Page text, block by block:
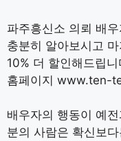
파주흥신소 의뢰 배
충분히 알아보시고
10% 더 할인해드립니
홈페이지 www.ten-
배우자의 행동이 예
분의 사람은 확신보다